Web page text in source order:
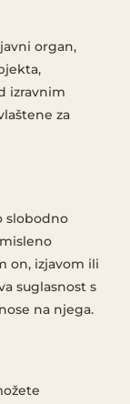
organ,
izravnim
za
slobodno
on, izjavom ili
suglasnost s
na njega.